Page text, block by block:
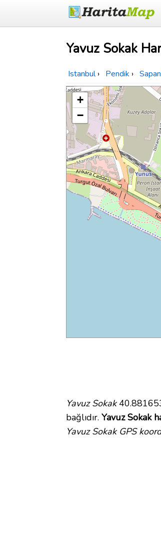
Yavuz Sokak
Istanbul › Pendik ›
+
−
Yavuz Sokak
bağlıdır. Yavuz Sokak
Yavuz Sokak GPS